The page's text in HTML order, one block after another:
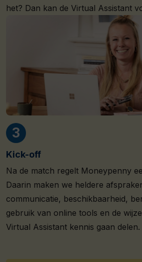
het? Dan kan de Virtual Assistant
Kick-off
Na de match regelt Moneypenny
Daarin maken we heldere
communicatie, beschikbaarheid,
gebruik van online tools en de
Virtual Assistant kennis gaan delen.